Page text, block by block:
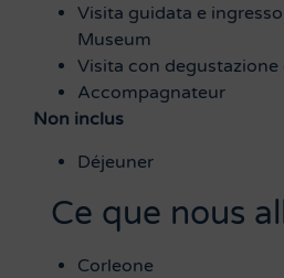
Visita guidata e
Museum
Visita con
Accompagnateur
Non inclus
Déjeuner
Ce que nous
Corleone